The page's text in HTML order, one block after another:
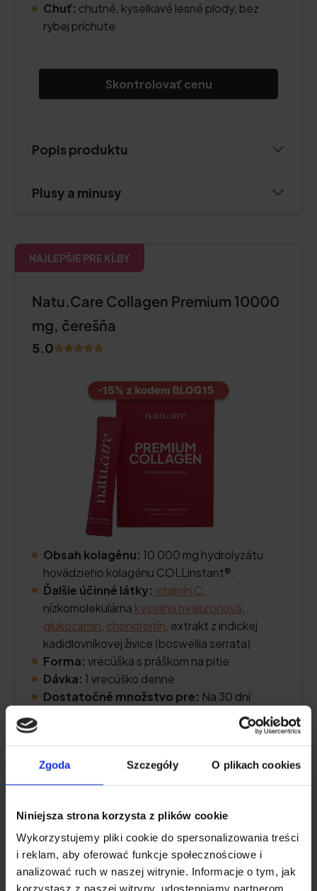
Zgoda Szczegóły O plikach cookies
Niniejsza strona korzysta z plików cookie
Wykorzystujemy pliki cookie do spersonalizowania treści
i reklam, aby oferować funkcje społecznościowe i
analizować ruch w naszej witrynie. Informacje o tym, jak
korzystasz z naszej witryny, udostępniamy partnerom
Chuť: chutné, kyselkavé lesné plody, bez
rybej príchute
Skontrolovať cenu
Popis produktu
Plusy a minusy
NAJLEPŠIE PRE KĹBY
Natu.Care Collagen Premium 10000
mg, čerešňa
5.0
Obsah kolagénu: 10 000 mg hydrolyzátu
hovädzieho kolagénu COLLinstant®.
Ďalšie účinné látky: vitamín C
nízkomolekulárna kyselina hyalurónová
glukozamín chondroitín , extrakt z indickej
kadidlovníkovej živice (boswellia serrata)
Forma: vrecúška s práškom na pitie
Dávka: 1 vrecúško denne
Dostatočné množstvo pre: Na 30 dní
Popis produktu
Výhody a nevýhody